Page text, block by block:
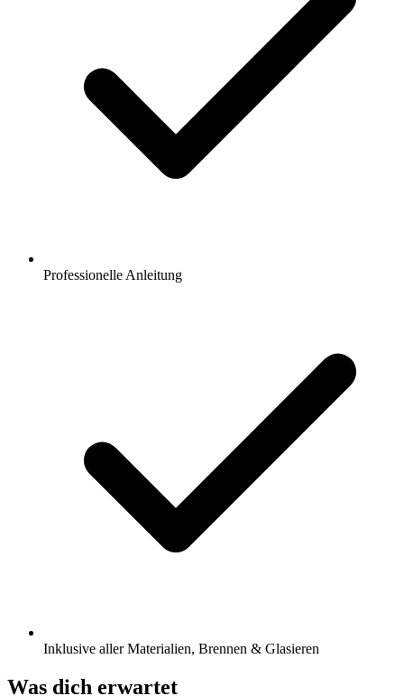
Professionelle Anleitung
Inklusive aller Materialien, Brennen & Glasieren
Was dich erwartet